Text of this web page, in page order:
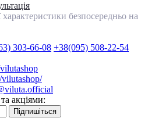
безпосередньо на
303-66-08 +38(095) 508-22-54
акціями:
Підпишіться